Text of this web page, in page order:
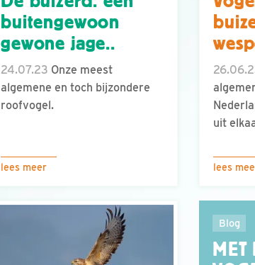
buitengewoon
gewone jage..
24.07.23 Onze meest
algemene en toch bijzondere
roofvogel.
lees meer
uit
lees
Blog
MET